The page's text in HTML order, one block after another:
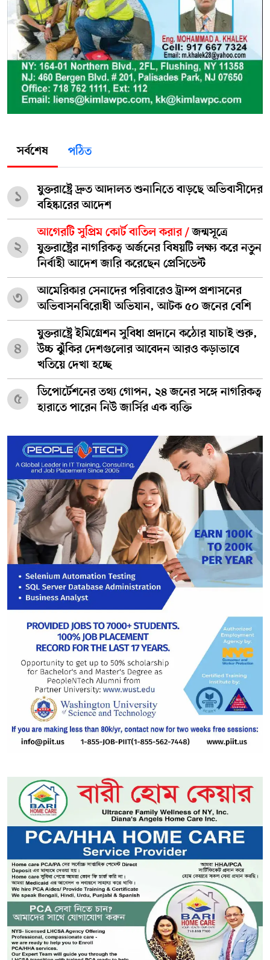
সর্বশেষ পঠিত
১
যুক্তরাষ্ট্রে দ্রুত আদালত শুনানিতে বাড়ছে অভিবাসীদের
বহিষ্কারের আদেশ
২
আগেরটি সুপ্রিম কোর্ট বাতিল করার /জন্মসূত্রে
যুক্তরাষ্ট্রের নাগরিকত্ব অর্জনের বিষয়টি লক্ষ্য করে নতুন
নির্বাহী আদেশ জারি করেছেন প্রেসিডেন্ট
৩
আমেরিকার সেনাদের পরিবারেও ট্রাম্প প্রশাসনের
অভিবাসনবিরোধী অভিযান, আটক ৫০ জনের বেশি
৪
যুক্তরাষ্ট্রে ইমিগ্রেশন সুবিধা প্রদানে কঠোর যাচাই শুরু,
উচ্চ ঝুঁকির দেশগুলোর আবেদন আরও কড়াভাবে
খতিয়ে দেখা হচ্ছে
৫
ডিপোর্টেশনের তথ্য গোপন, ২৪ জনের সঙ্গে নাগরিকত্ব
হারাতে পারেন নিউ জার্সির এক ব্যক্তি